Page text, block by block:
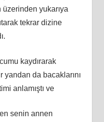
yukarıya
tekrar dizine
kaydırarak
yandan da bacaklarını
anlamıştı ve
senin annen